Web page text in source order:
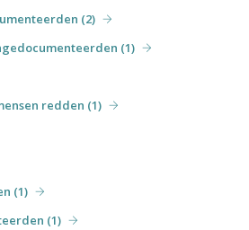
(2)
(1)
redden (1)
(1)
(1)